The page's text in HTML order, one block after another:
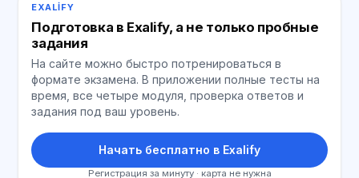
EXALIFY
Подготовка в Exalify, а не только пробные
задания
На сайте можно быстро потренироваться в
формате экзамена. В приложении полные тесты на
время, все четыре модуля, проверка ответов и
задания под ваш уровень.
Начать бесплатно в Exalify
Регистрация за минуту · карта не нужна